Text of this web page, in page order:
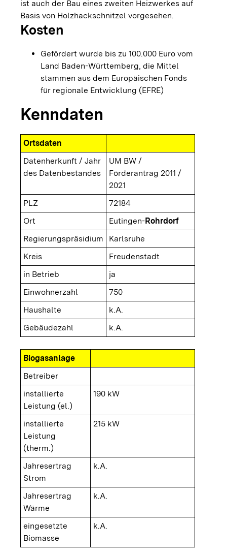
ist auch der Bau eines zweiten Heizwerkes auf
Basis von Holzhackschnitzel vorgesehen.
Kosten
Gefördert wurde bis zu 100.000 Euro vom
Land Baden-Württemberg, die Mittel
stammen aus dem Europäischen Fonds
für regionale Entwicklung (EFRE)
Kenndaten
Ortsdaten
Datenherkunft / Jahr
des Datenbestandes
UM BW /
Förderantrag 2011 /
2021
PLZ
72184
Ort
Eutingen-Rohrdorf
Regierungspräsidium
Karlsruhe
Kreis
Freudenstadt
in Betrieb
ja
Einwohnerzahl
750
Haushalte
k.A.
Gebäudezahl
k.A.
Biogasanlage
Betreiber
installierte
Leistung (el.)
190 kW
installierte
Leistung
(therm.)
215 kW
Jahresertrag
Strom
k.A.
Jahresertrag
Wärme
k.A.
eingesetzte
Biomasse
k.A.